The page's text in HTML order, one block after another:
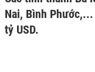
Nai, Bình
tỷ USD.